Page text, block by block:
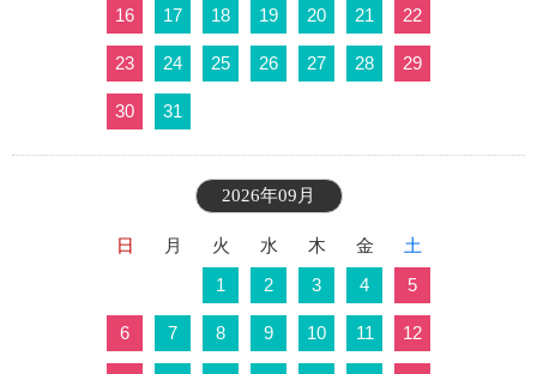
16 17 18 19 20 21 22
23 24 25 26 27 28 29
30 31
2026年09月
日 月 火 水 木 金
土
1
2 3 4 5
6 7 8 9 10 11 12